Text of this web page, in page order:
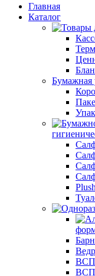
Главная
Каталог
Бумажная
ВСП
ВСП